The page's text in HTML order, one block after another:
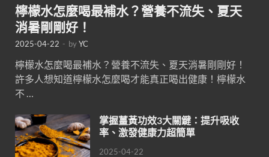
檸檬水怎麼喝最補水？營養不流失、夏天
消暑剛剛好！
2025-04-22 - byYC
檸檬水怎麼喝最補水？營養不流失、夏天消暑剛剛好！
許多人想知道檸檬水怎麼喝才能真正喝出健康！檸檬水
不 …
掌握薑黃功效3大關鍵：提升吸收
率、激發健康力超簡單
2025-04-22